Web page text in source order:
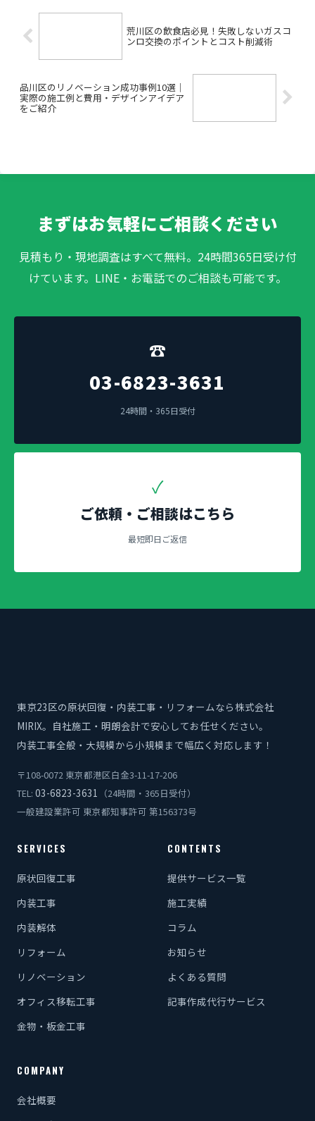
荒川区の飲食店必見！失敗しないガスコ
ンロ交換のポイントとコスト削減術
品川区のリノベーション成功事例10選｜
実際の施工例と費用・デザインアイデア
をご紹介
まずはお気軽にご相談ください
見積もり・現地調査はすべて無料。24時間365日受け付
けています。LINE・お電話でのご相談も可能です。
☎
03-6823-3631
24時間・365日受付
✓
ご依頼・ご相談はこちら
最短即日ご返信
東京23区の原状回復・内装工事・リフォームなら株式会社
MIRIX。自社施工・明朗会計で安心してお任せください。
内装工事全般・大規模から小規模まで幅広く対応します！
〒108-0072 東京都港区白金3-11-17-206
TEL: 03-6823-3631 （24時間・365日受付）
一般建設業許可 東京都知事許可 第156373号
SERVICES
原状回復工事
内装工事
内装解体
リフォーム
リノベーション
オフィス移転工事
金物・板金工事
CONTENTS
提供サービス一覧
施工実績
コラム
お知らせ
よくある質問
記事作成代行サービス
COMPANY
会社概要